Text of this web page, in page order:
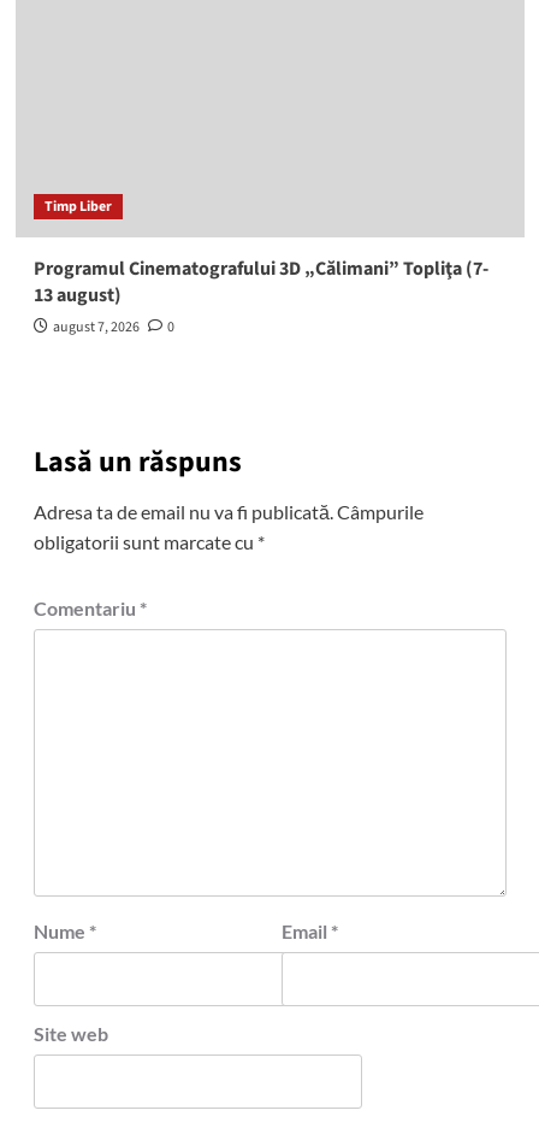
Timp Liber
Programul Cinematografului 3D „Călimani” Topliţa (7-
13 august)
august 7, 2026 0
Lasă un răspuns
Adresa ta de email nu va fi publicată. Câmpurile
obligatorii sunt marcate cu *
Comentariu *
Nume * Email *
Site web